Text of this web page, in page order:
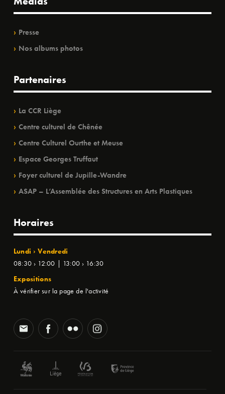
Presse
Nos albums photos
Partenaires
La CCR Liège
Centre culturel de Chênée
Centre Culturel Ourthe et Meuse
Espace Georges Truffaut
Foyer culturel de Jupille-Wandre
ASAP – L’Assemblée des Structures en Arts Plastiques
Horaires
Lundi › Vendredi
08:30 › 12:00 | 13:00 › 16:30
Expositions
À vérifier sur la page de l'activité